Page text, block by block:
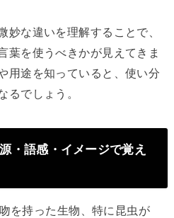
妙な違いを理解することで、
葉を使うべきかが見えてきま
用途を知っていると、使い分
るでしょう。
・語感・イメージで覚え
を持った生物、特に昆虫が